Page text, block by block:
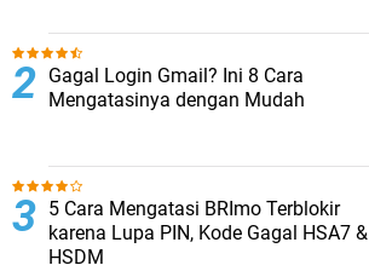
Gagal Login Gmail? Ini 8 Cara
Mengatasinya dengan Mudah
5 Cara Mengatasi BRImo Terblokir
karena Lupa PIN, Kode Gagal HSA7 &
HSDM